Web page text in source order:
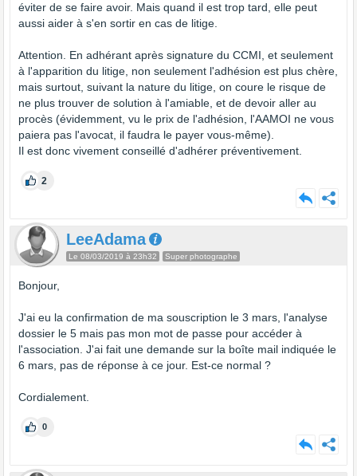
éviter de se faire avoir. Mais quand il est trop tard, elle peut
aussi aider à s'en sortir en cas de litige.
Attention. En adhérant après signature du CCMI, et seulement
à l'apparition du litige, non seulement l'adhésion est plus chère,
mais surtout, suivant la nature du litige, on coure le risque de
ne plus trouver de solution à l'amiable, et de devoir aller au
procès (évidemment, vu le prix de l'adhésion, l'AAMOI ne vous
paiera pas l'avocat, il faudra le payer vous-même).
Il est donc vivement conseillé d'adhérer préventivement.
2
LeeAdama
Le 08/03/2019 à 23h32 Super photographe
Bonjour,
J'ai eu la confirmation de ma souscription le 3 mars, l'analyse
dossier le 5 mais pas mon mot de passe pour accéder à
l'association. J'ai fait une demande sur la boîte mail indiquée le
6 mars, pas de réponse à ce jour. Est-ce normal ?
Cordialement.
0